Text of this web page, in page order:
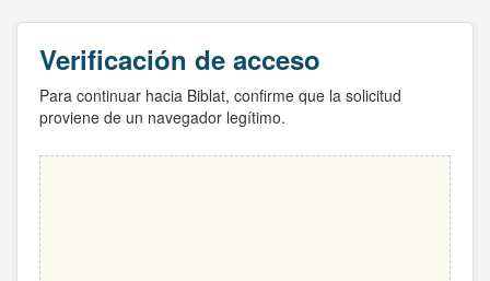
Verificación de acceso
Para continuar hacia Biblat, confirme que la solicitud
proviene de un navegador legítimo.